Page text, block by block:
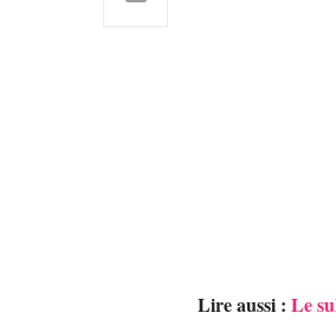
Lire aussi : Le